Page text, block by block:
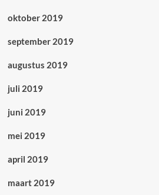
oktober 2019
september 2019
augustus 2019
juli 2019
juni 2019
mei 2019
april 2019
maart 2019